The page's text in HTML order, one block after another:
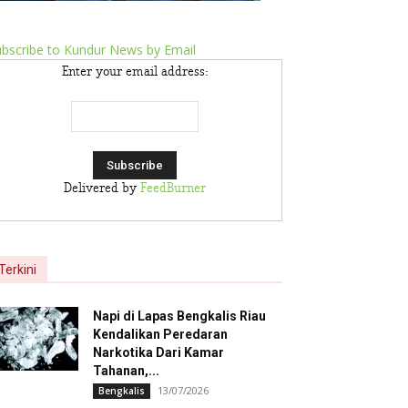
to Kundur News by Email
Enter your email address:
Delivered by FeedBurner
Napi di Lapas Bengkalis Riau
Kendalikan Peredaran
Narkotika Dari Kamar
Tahanan,...
Bengkalis 13/07/2026